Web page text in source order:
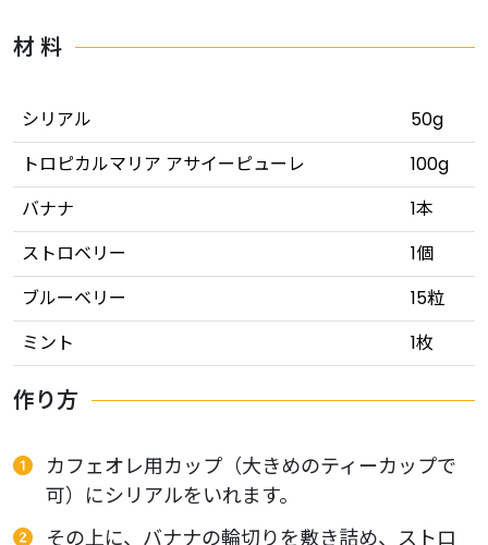
材 料
シリアル
50g
トロピカルマリア アサイーピューレ
100g
バナナ
1本
ストロベリー
1個
ブルーベリー
15粒
ミント
1枚
作り方
カフェオレ用カップ（大きめのティーカップで
可）にシリアルをいれます。
その上に、バナナの輪切りを敷き詰め、ストロ